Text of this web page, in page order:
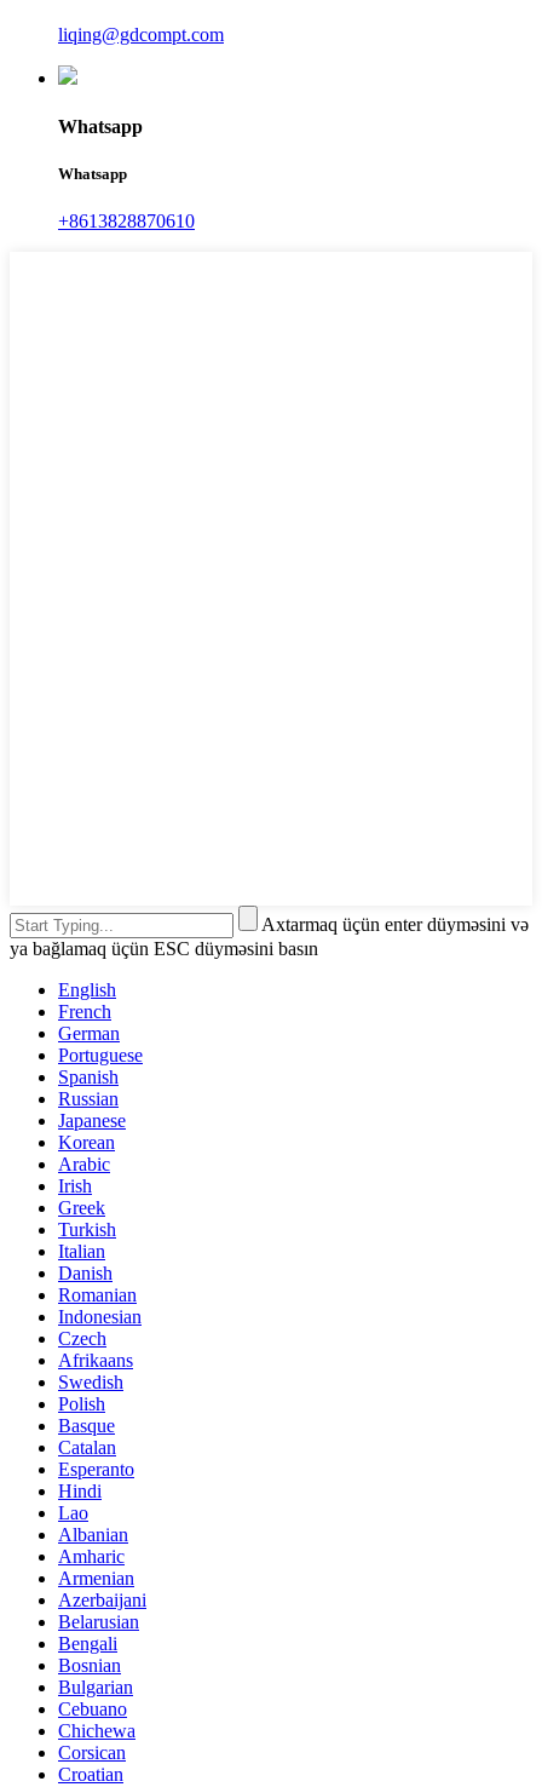
liqing@gdcompt.com
Whatsapp
Whatsapp
+8613828870610
Axtarmaq üçün enter düyməsini və
ya bağlamaq üçün ESC düyməsini basın
English
French
German
Portuguese
Spanish
Russian
Japanese
Korean
Arabic
Irish
Greek
Turkish
Italian
Danish
Romanian
Indonesian
Czech
Afrikaans
Swedish
Polish
Basque
Catalan
Esperanto
Hindi
Lao
Albanian
Amharic
Armenian
Azerbaijani
Belarusian
Bengali
Bosnian
Bulgarian
Cebuano
Chichewa
Corsican
Croatian